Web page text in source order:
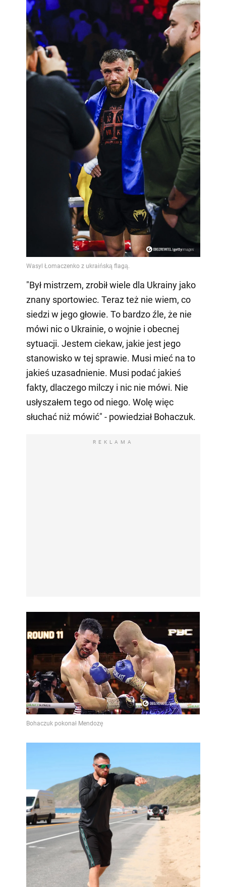
"Był mistrzem, zrobił wiele dla Ukrainy jako
znany sportowiec. Teraz też nie wiem, co
siedzi w jego głowie. To bardzo źle, że nie
mówi nic o Ukrainie, o wojnie i obecnej
sytuacji. Jestem ciekaw, jakie jest jego
stanowisko w tej sprawie. Musi mieć na to
jakieś uzasadnienie. Musi podać jakieś
fakty, dlaczego milczy i nic nie mówi. Nie
usłyszałem tego od niego. Wolę więc
słuchać niż mówić" - powiedział Bohaczuk.
REKLAMA